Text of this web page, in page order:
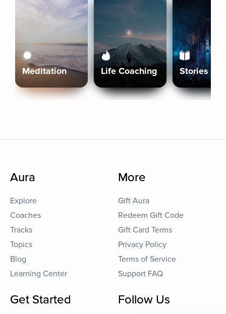
Meditation Life Coaching Stories
Aura
Explore
Coaches
Tracks
Topics
Blog
Learning Center
More
Gift Aura
Redeem Gift Code
Gift Card Terms
Privacy Policy
Terms of Service
Support FAQ
Get Started Follow Us